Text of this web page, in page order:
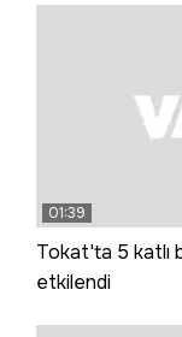
01:39
Tokat'ta 5 katlı
etkilendi